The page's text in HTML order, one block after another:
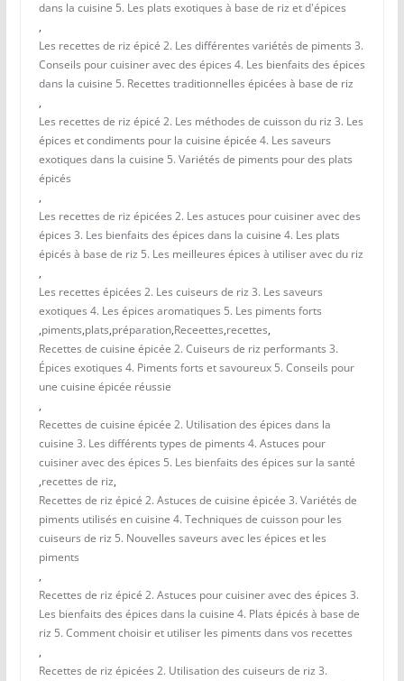
dans la cuisine 5. Les plats exotiques à base de riz et d'épices
,
Les recettes de riz épicé 2. Les différentes variétés de piments 3.
Conseils pour cuisiner avec des épices 4. Les bienfaits des épices
dans la cuisine 5. Recettes traditionnelles épicées à base de riz
,
Les recettes de riz épicé 2. Les méthodes de cuisson du riz 3. Les
épices et condiments pour la cuisine épicée 4. Les saveurs
exotiques dans la cuisine 5. Variétés de piments pour des plats
épicés
,
Les recettes de riz épicées 2. Les astuces pour cuisiner avec des
épices 3. Les bienfaits des épices dans la cuisine 4. Les plats
épicés à base de riz 5. Les meilleures épices à utiliser avec du riz
,
Les recettes épicées 2. Les cuiseurs de riz 3. Les saveurs
exotiques 4. Les épices aromatiques 5. Les piments forts
,piments,plats,préparation,Receettes,recettes,
Recettes de cuisine épicée 2. Cuiseurs de riz performants 3.
Épices exotiques 4. Piments forts et savoureux 5. Conseils pour
une cuisine épicée réussie
,
Recettes de cuisine épicée 2. Utilisation des épices dans la
cuisine 3. Les différents types de piments 4. Astuces pour
cuisiner avec des épices 5. Les bienfaits des épices sur la santé
,recettes de riz,
Recettes de riz épicé 2. Astuces de cuisine épicée 3. Variétés de
piments utilisés en cuisine 4. Techniques de cuisson pour les
cuiseurs de riz 5. Nouvelles saveurs avec les épices et les
piments
,
Recettes de riz épicé 2. Astuces pour cuisiner avec des épices 3.
Les bienfaits des épices dans la cuisine 4. Plats épicés à base de
riz 5. Comment choisir et utiliser les piments dans vos recettes
,
Recettes de riz épicées 2. Utilisation des cuiseurs de riz 3.